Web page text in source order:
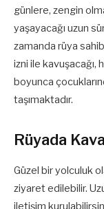
günlere, zengin
yaşayacağı uzun
zamanda rüya
izni ile kavuşacağı,
boyunca
taşımaktadır.
Rüyada
Güzel bir yolculuk
ziyaret edilebilir.
iletişim